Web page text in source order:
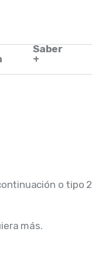
Saber
+
o tipo
más.